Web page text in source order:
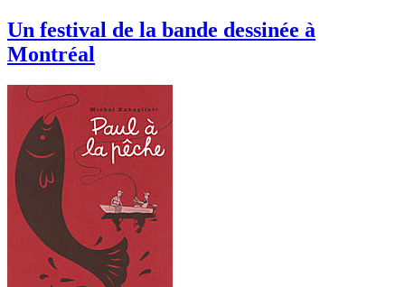
Un festival de la bande dessinée à
Montréal